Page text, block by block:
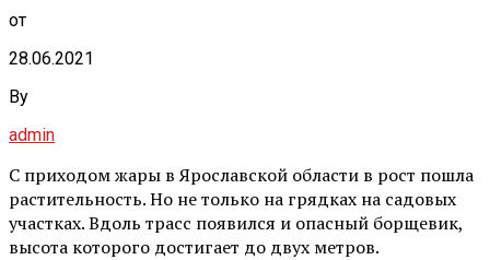
от
28.06.2021
By
admin
С приходом жары в Ярославской области в рост пошла
растительность. Но не только на грядках на садовых
участках. Вдоль трасс появился и опасный борщевик,
высота которого достигает до двух метров.